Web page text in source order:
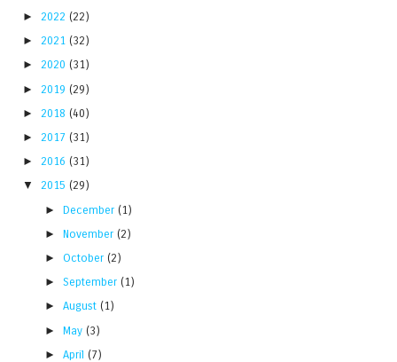
► 2022 (22)
► 2021 (32)
► 2020 (31)
► 2019 (29)
► 2018 (40)
► 2017 (31)
► 2016 (31)
▼ 2015 (29)
►December (1)
►November (2)
►October (2)
►September (1)
►August (1)
►May (3)
►April (7)